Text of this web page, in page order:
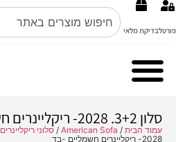
פורטלבדיקת מלאי
סלון 3+2. 2028- ריקליינרים חשמליים -בד
עמוד הבית /
American Sofa
/ סלוני ריקליינרים American Sofa
2028- ריקליינרים חשמליים -בד